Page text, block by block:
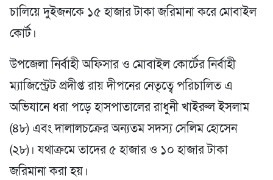
চালিয়ে দুইজনকে ১৫ হাজার টাকা জরিমানা করে মোবাইল
কোর্ট।
উপজেলা নির্বাহী অফিসার ও মোবাইল কোর্টের নির্বাহী
ম্যাজিস্ট্রেট প্রদীপ্ত রায় দীপনের নেতৃত্বে পরিচালিত এ
অভিযানে ধরা পড়ে হাসপাতালের রাধুনী খাইরুল ইসলাম
(৪৮) এবং দালালচক্রের অন্যতম সদস্য সেলিম হোসেন
(২৮)। যথাক্রমে তাদের ৫ হাজার ও ১০ হাজার টাকা
জরিমানা করা হয়।